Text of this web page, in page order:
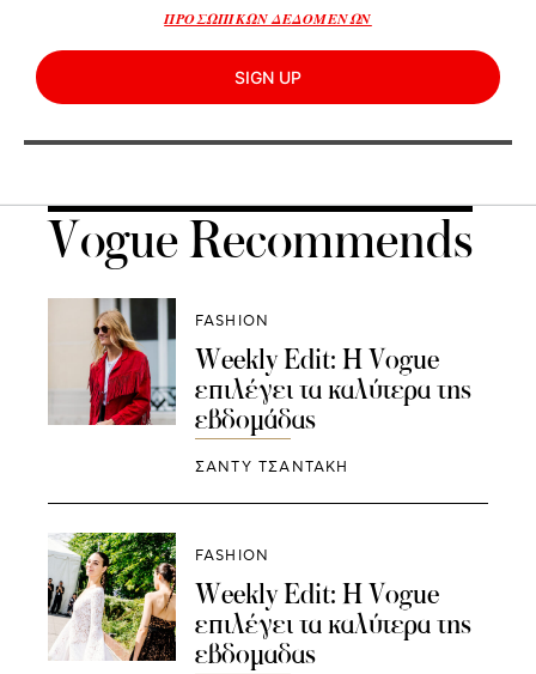
ΠΡΟΣΩΠΙΚΩΝ ΔΕΔΟΜΕΝΩΝ
SIGN UP
Vogue Recommends
FASHION
Weekly Edit: Η Vogue
επιλέγει τα καλύτερα της
εβδομάδας
ΣΑΝΤΥ ΤΣΑΝΤΑΚΗ
FASHION
Weekly Edit: Η Vogue
επιλέγει τα καλύτερα της
εβδομαδας